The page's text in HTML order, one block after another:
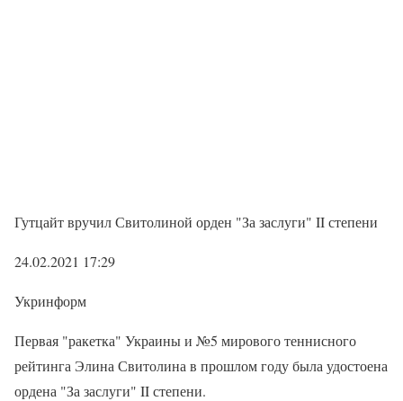
Гутцайт вручил Свитолиной орден "За заслуги" II степени
24.02.2021 17:29
Укринформ
Первая "ракетка" Украины и №5 мирового теннисного
рейтинга Элина Свитолина в прошлом году была удостоена
ордена "За заслуги" II степени.